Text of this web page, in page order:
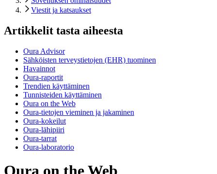
Viestit ja katsaukset
Artikkelit tasta aiheesta
Oura Advisor
Sähköisten terveystietojen (EHR) tuominen
Havainnot
Oura-raportit
Trendien käyttäminen
Tunnisteiden käyttäminen
Oura on the Web
Oura-tietojen vieminen ja jakaminen
Oura-kokeilut
Oura-lähipiiri
Oura-tarrat
Oura-laboratorio